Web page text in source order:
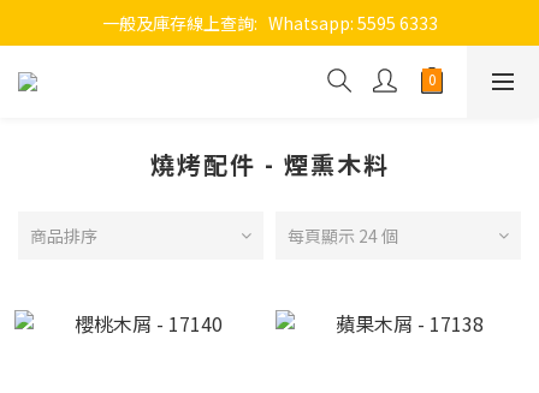
一般及庫存線上查詢:   Whatsapp: 5595 6333
燒烤配件 - 煙熏木料
商品排序 每頁顯示 24 個